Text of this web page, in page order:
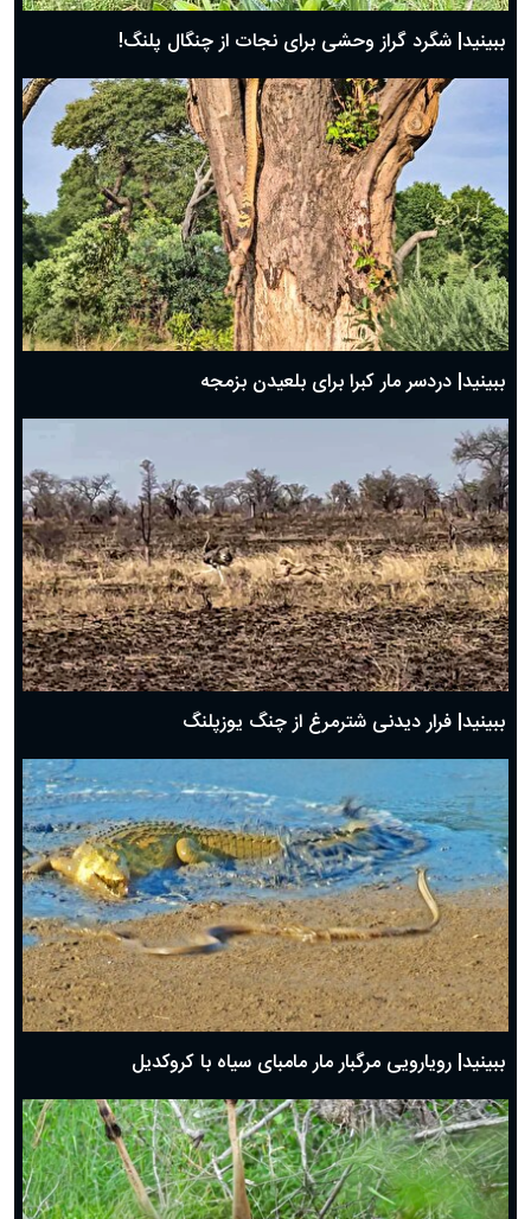
ببینید| شگرد گراز وحشی برای نجات از چنگال پلنگ!
ببینید| دردسر مار کبرا برای بلعیدن بزمجه
ببینید| فرار دیدنی شترمرغ از چنگ یوزپلنگ
ببینید| رویارویی مرگبار مار مامبای سیاه با کروکدیل